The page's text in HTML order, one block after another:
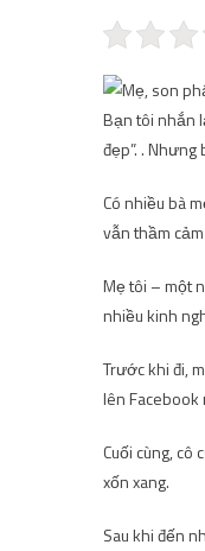
Bạn tôi nhắn
đẹp”. .
Có nhiều bà
vẫn thầm
Mẹ tôi – một
nhiều kinh
Trước khi đi,
lên Facebook
Cuối cùng,
xốn xang.
Sau khi đến